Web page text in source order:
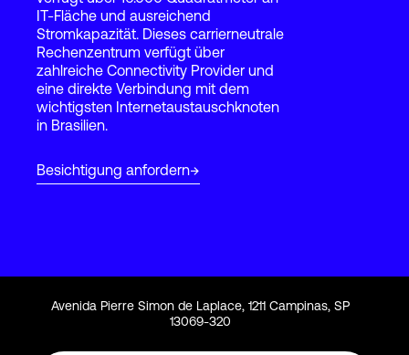
Login
IT-Fläche und ausreichend
Stromkapazität. Dieses carrierneutrale
Rechenzentrum verfügt über
zahlreiche Connectivity Provider und
eine direkte Verbindung mit dem
wichtigsten Internetaustauschknoten
in Brasilien.
Besichtigung anfordern
Avenida Pierre Simon de Laplace, 1211 Campinas, SP
13069-320